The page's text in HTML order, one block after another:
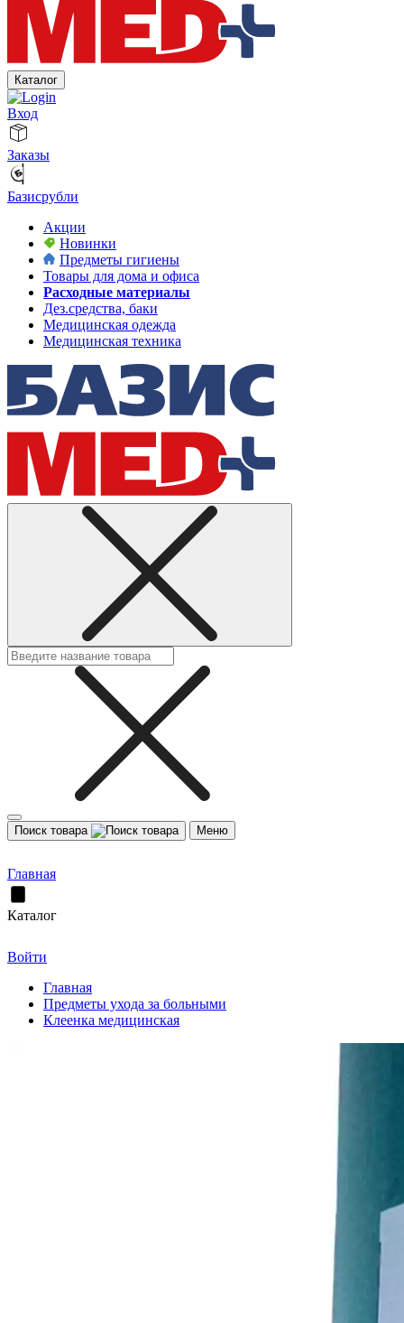
Каталог
Вход
Заказы
Базисрубли
Акции
Новинки
Предметы гигиены
Товары для дома и офиса
Расходные материалы
Дез.средства, баки
Медицинская одежда
Медицинская техника
Поиск товара Меню
Главная
Каталог
Войти
Главная
Предметы ухода за больными
Клеенка медицинская